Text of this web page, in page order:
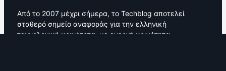
Από το 2007 μέχρι σήμερα, το Techblog αποτελεί
σταθερό σημείο αναφοράς για την ελληνική
τεχνολογική κοινότητα, με ενεργή κοινότητα